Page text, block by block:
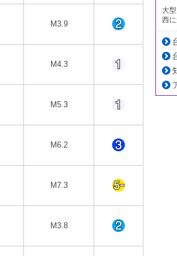
M3.9
M4.3
M5.3
M6.2
M7.3
M3.8
大
西